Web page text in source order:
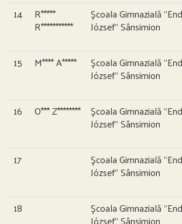
14
R*****
R***********
Şcoala Gimnazială
József” Sânsimion
15
M**** A***** Şcoala Gimnazială
József” Sânsimion
16
O*** Z******** Şcoala Gimnazială
József” Sânsimion
17
Şcoala Gimnazială
József” Sânsimion
18
Şcoala Gimnazială
József” Sânsimion